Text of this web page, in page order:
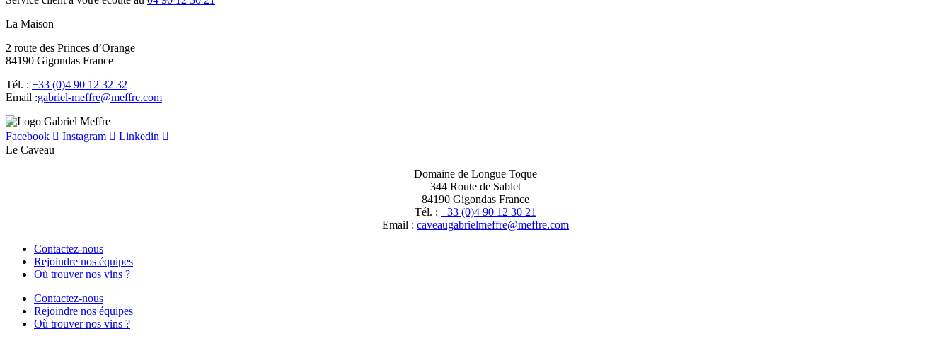
La Maison
2 route des Princes d’Orange
84190 Gigondas France
Tél. : +33 (0)4 90 12 32 32
Email :moc.erffem@erffem-leirbag
Facebook Instagram
Linkedin
Le Caveau
Domaine de Longue Toque
344 Route de Sablet
84190 Gigondas France
Tél. : +33 (0)4 90 12 30 21
Email : moc.erffem@erffemleirbaguaevac
Contactez-nous
Rejoindre nos équipes
Où trouver nos vins ?
Contactez-nous
Rejoindre nos équipes
Où trouver nos vins ?